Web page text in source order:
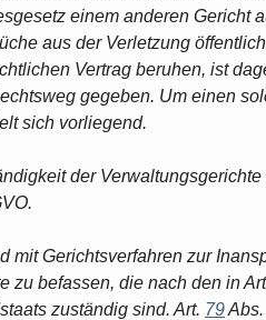
einem anderen Gericht
aus der Verletzung
Vertrag beruhen, ist
gegeben. Um einen
sich vorliegend.
der Verwaltungsgerichte
mit Gerichtsverfahren zur
zu befassen, die nach den in
zuständig sind. Art. 79